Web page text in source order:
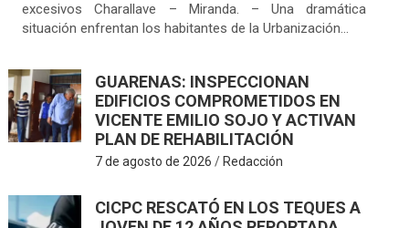
excesivos Charallave – Miranda. – Una dramática
situación enfrentan los habitantes de la Urbanización…
GUARENAS: INSPECCIONAN
EDIFICIOS COMPROMETIDOS EN
VICENTE EMILIO SOJO Y ACTIVAN
PLAN DE REHABILITACIÓN
7 de agosto de 2026 Redacción
CICPC RESCATÓ EN LOS TEQUES A